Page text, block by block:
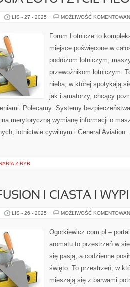
LIS - 27 - 2025 MOŻLIWOŚĆ
Forum Lotnicze to
miejsce poświęcone w
podróżom lotniczym,
przewoźnikom lotniczym.
nieba, w której spotykają
jak i amatorzy, chcący
Polecamy: Systemy
na merytoryczną wymianę informacji o
lotnictwie cywilnym i General
Z RYB
I CIASTA I
LIS - 26 - 2025 MOŻLIWOŚĆ
Ogorkiewicz.com.pl –
aromatu to przestrzeń w
się pasją, a codzienne
święto. To przestrzeń, w
mieszają się z barwami